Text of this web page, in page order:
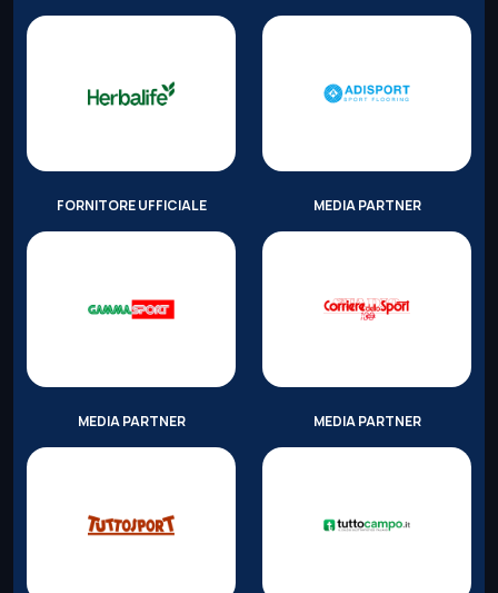
FORNITORE UFFICIALE MEDIA PARTNER
MEDIA PARTNER MEDIA PARTNER